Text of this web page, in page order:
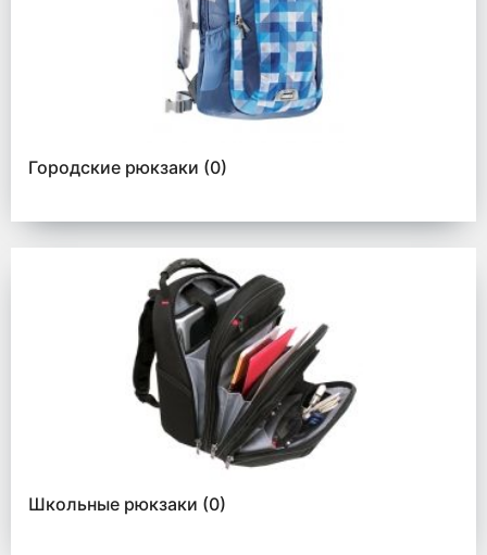
Городские рюкзаки (0)
Школьные рюкзаки (0)